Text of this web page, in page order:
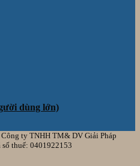
dùng lớn)
ty TNHH TM& DV Giải Pháp
thuế: 0401922153